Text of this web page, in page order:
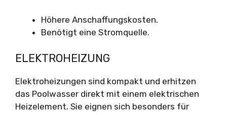
Höhere Anschaffungskosten.
Benötigt eine Stromquelle.
ELEKTROHEIZUNG
Elektroheizungen sind kompakt und erhitzen
das Poolwasser direkt mit einem elektrischen
Heizelement. Sie eignen sich besonders für